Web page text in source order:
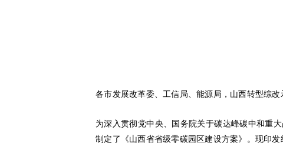
各市发展改革委、工信局、能源局，山西转型综改
为深入贯彻党中央、国务院关于碳达峰碳中和重
制定了《山西省省级零碳园区建设方案》。现印发